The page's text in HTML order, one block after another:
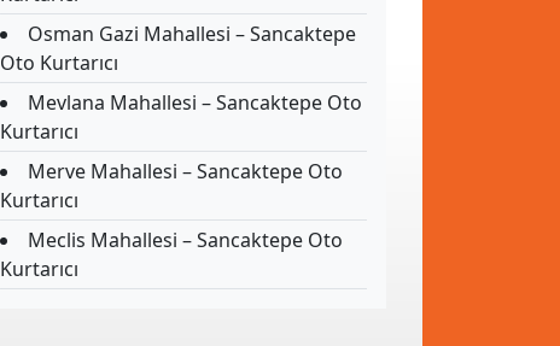
Osman Gazi Mahallesi – Sancaktepe
Oto Kurtarıcı
Mevlana Mahallesi – Sancaktepe Oto
Kurtarıcı
Merve Mahallesi – Sancaktepe Oto
Kurtarıcı
Meclis Mahallesi – Sancaktepe Oto
Kurtarıcı